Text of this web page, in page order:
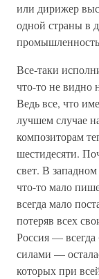
или дирижер
одной страны в
Все-таки
что-то не видно
Ведь все, что
лучшем случае
композиторам
шестидесяти.
свет. В
что-то мало
всегда мало
потеряв всех
Россия —
силами —
которых при